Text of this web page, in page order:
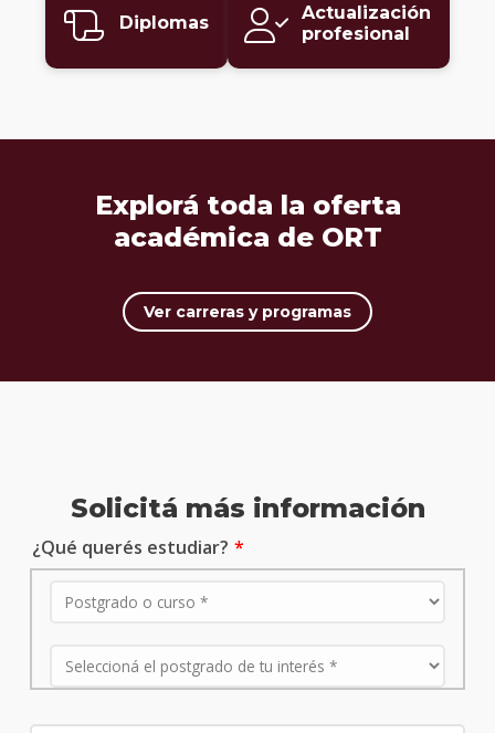
Diplomas
Actualización
profesional
Explorá toda la oferta
académica de ORT
Ver carreras y programas
Solicitá más información
¿Qué querés estudiar?